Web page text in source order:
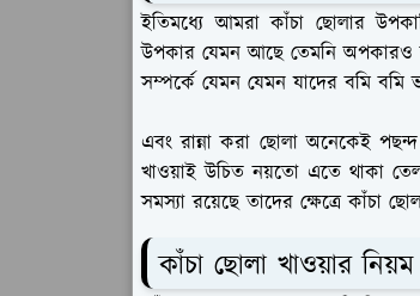
ইতিমধ্যে আমরা কাঁচা ছোলার
উপকার যেমন আছে তেমনি অপকারও
সম্পর্কে যেমন যেমন যাদের বমি
এবং রান্না করা ছোলা অনেকেই
খাওয়াই উচিত নয়তো এতে থাকা
সমস্যা রয়েছে তাদের ক্ষেত্রে কাঁচা
কাঁচা ছোলা খাওয়ার নিয়ম